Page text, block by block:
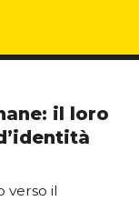
il loro
verso il